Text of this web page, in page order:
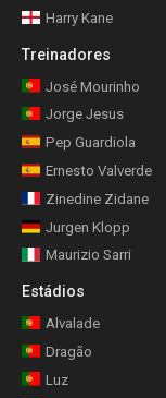
Harry Kane
Treinadores
José Mourinho
Jorge Jesus
Pep Guardiola
Ernesto Valverde
Zinedine Zidane
Jurgen Klopp
Maurizio Sarri
Estádios
Alvalade
Dragão
Luz